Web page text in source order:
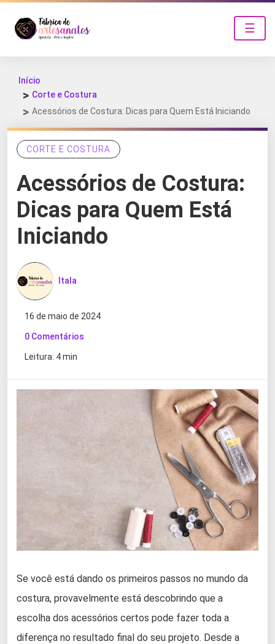
☰
Início
Corte e Costura
Acessórios de Costura: Dicas para Quem Está Iniciando
CORTE E COSTURA
Acessórios de Costura:
Dicas para Quem Está
Iniciando
Itala
16 de maio de 2024
0 Comentários
Leitura: 4 min
Se você está dando os primeiros passos no mundo da
costura, provavelmente está descobrindo que a
escolha dos acessórios certos pode fazer toda a
diferença no resultado final do seu projeto. Desde a